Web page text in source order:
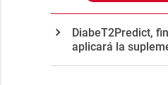
DiabeT2Predict,
aplicará la